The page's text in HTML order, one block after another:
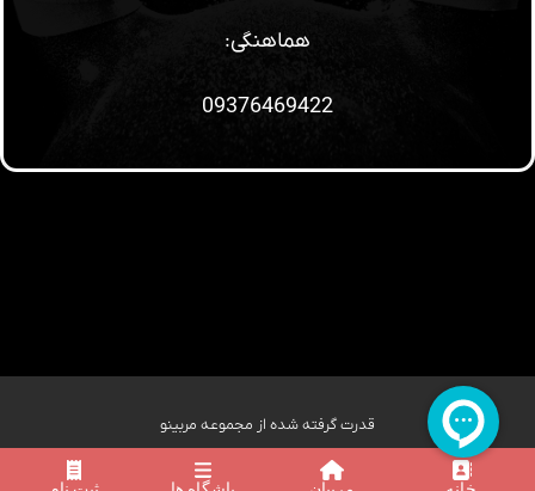
هماهنگی:
09376469422
قدرت گرفته شده از مجموعه مربینو